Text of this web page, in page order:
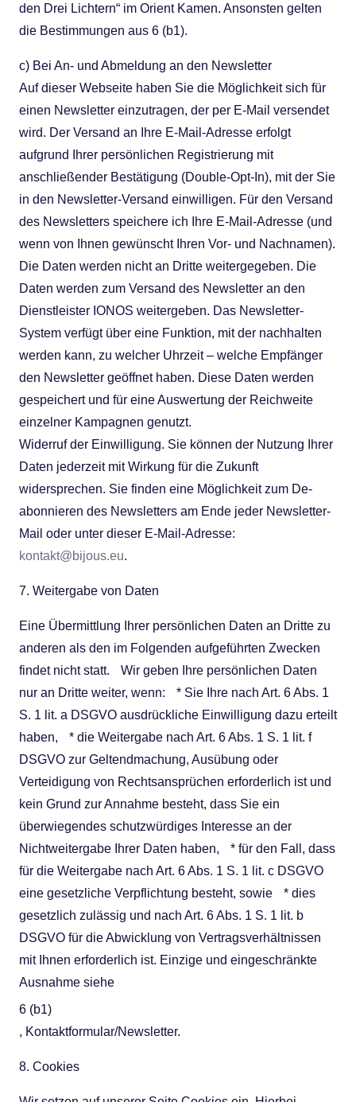
den Drei Lichtern“ im Orient Kamen. Ansonsten gelten
die Bestimmungen aus 6 (b1).
c) Bei An- und Abmeldung an den Newsletter
Auf dieser Webseite haben Sie die Möglichkeit sich für
einen Newsletter einzutragen, der per E-Mail versendet
wird. Der Versand an Ihre E-Mail-Adresse erfolgt
aufgrund Ihrer persönlichen Registrierung mit
anschließender Bestätigung (Double-Opt-In), mit der Sie
in den Newsletter-Versand einwilligen. Für den Versand
des Newsletters speichere ich Ihre E-Mail-Adresse (und
wenn von Ihnen gewünscht Ihren Vor- und Nachnamen).
Die Daten werden nicht an Dritte weitergegeben. Die
Daten werden zum Versand des Newsletter an den
Dienstleister IONOS weitergeben. Das Newsletter-
System verfügt über eine Funktion, mit der nachhalten
werden kann, zu welcher Uhrzeit – welche Empfänger
den Newsletter geöffnet haben. Diese Daten werden
gespeichert und für eine Auswertung der Reichweite
einzelner Kampagnen genutzt.
Widerruf der Einwilligung. Sie können der Nutzung Ihrer
Daten jederzeit mit Wirkung für die Zukunft
widersprechen. Sie finden eine Möglichkeit zum De-
abonnieren des Newsletters am Ende jeder Newsletter-
Mail oder unter dieser E-Mail-Adresse:
kontakt@bijous.eu.
7. Weitergabe von Daten
Eine Übermittlung Ihrer persönlichen Daten an Dritte zu
anderen als den im Folgenden aufgeführten Zwecken
findet nicht statt. Wir geben Ihre persönlichen Daten
nur an Dritte weiter, wenn: * Sie Ihre nach Art. 6 Abs. 1
S. 1 lit. a DSGVO ausdrückliche Einwilligung dazu erteilt
haben, * die Weitergabe nach Art. 6 Abs. 1 S. 1 lit. f
DSGVO zur Geltendmachung, Ausübung oder
Verteidigung von Rechtsansprüchen erforderlich ist und
kein Grund zur Annahme besteht, dass Sie ein
überwiegendes schutzwürdiges Interesse an der
Nichtweitergabe Ihrer Daten haben, * für den Fall, dass
für die Weitergabe nach Art. 6 Abs. 1 S. 1 lit. c DSGVO
eine gesetzliche Verpflichtung besteht, sowie * dies
gesetzlich zulässig und nach Art. 6 Abs. 1 S. 1 lit. b
DSGVO für die Abwicklung von Vertragsverhältnissen
mit Ihnen erforderlich ist. Einzige und eingeschränkte
Ausnahme siehe
6 (b1)
, Kontaktformular/Newsletter.
8. Cookies